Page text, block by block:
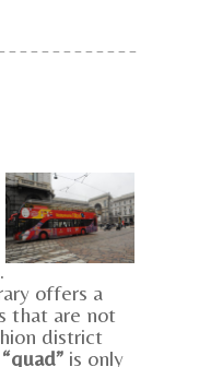
offers a
that are not
district
is only